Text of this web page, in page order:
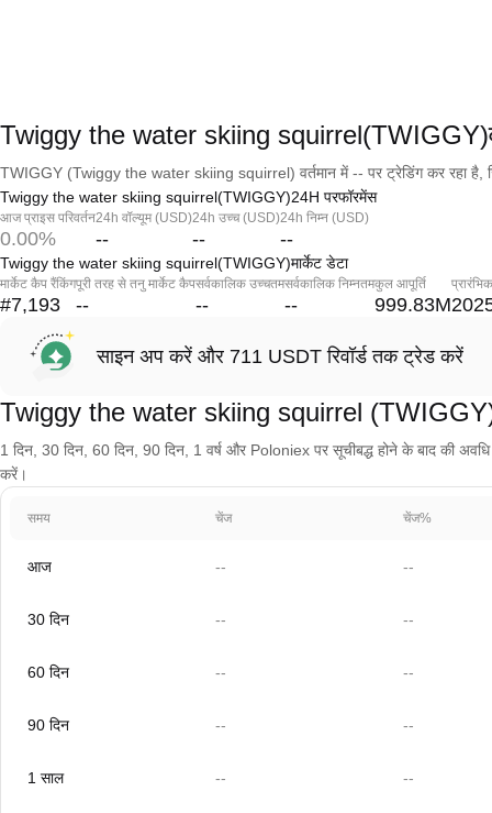
Twiggy the water skiing
TWIGGY (Twiggy the water skiing squirrel) वर्तमान में -- पर ट्रेडिंग कर रहा है,
Twiggy the water skiing squirrel(TWIGGY)24H परफॉरमेंस
आज प्राइस परिवर्तन
0.00%
24h वॉल्यूम (USD)
--
24h उच्च (USD)
--
24h निम्न (USD)
--
Twiggy the water skiing squirrel(TWIGGY)मार्केट डेटा
मार्केट कैप रैंकिंग
#7,193
पूरी तरह से तनु मार्केट कैप
--
सर्वकालिक उच्चतम
--
सर्वकालिक निम्नतम
--
कुल आपूर्ति
999.83M
साइन अप करें और 711 USDT रिवॉर्ड तक ट्रेड करें
Twiggy the water skiing squirrel (TWIGGY)
1 दिन, 30 दिन, 60 दिन, 90 दिन, 1 वर्ष और Poloniex पर सूचीबद्ध होने के बाद की
करें।
समय चेंज चेंज%
आज -- --
30 दिन -- --
60 दिन -- --
90 दिन -- --
1 साल -- --